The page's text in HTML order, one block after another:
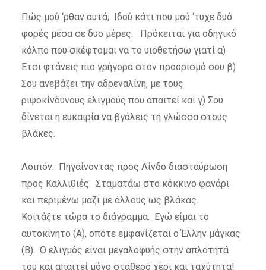
Πώς μού ‘ρθαν αυτά; Ιδού κάτι που μού ‘τυχε δυό
φορές μέσα σε δυο μέρες. Πρόκειται για οδηγικό
κόλπο που σκέφτομαι να το υιοθετήσω γιατί α)
Ετσι φτάνεις πιο γρήγορα στον προορισμό σου β)
Σου ανεβάζει την αδρεναλίνη, με τους
ριψοκίνδυνους ελιγμούς που απαιτεί και γ) Σου
δίνεται η ευκαιρία να βγάλεις τη γλώσσα στους
βλάκες.
Λοιπόν. Πηγαίνοντας προς Λίνδο διασταύρωση
προς Καλλιθιές. Σταματάω στο κόκκινο φανάρι
και περιμένω μαζι με άλλους ως βλάκας.
Κοιτάξτε τώρα το διάγραμμα. Εγώ είμαι το
αυτοκίνητο (Α), οπότε εμφανίζεται ο Έλλην μάγκας
(Β). Ο ελιγμός είναι μεγαλοφυής στην απλότητά
του και απαιτεί μόνο σταθερό χέρι και ταχύτητα!